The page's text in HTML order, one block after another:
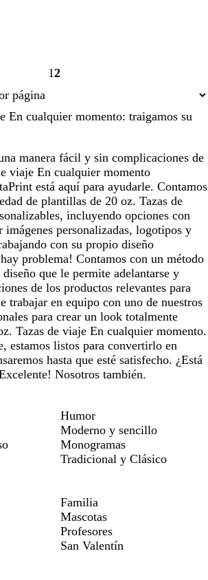
Página
1 Página
2
En cualquier momento: traigamos su
manera fácil y sin complicaciones de
viaje En cualquier momento
está aquí para ayudarle. Contamos
de plantillas de 20 oz. Tazas de
incluyendo opciones con
imágenes personalizadas, logotipos y
con su propio diseño
problema! Contamos con un método
que le permite adelantarse y
de los productos relevantes para
trabajar en equipo con uno de nuestros
para crear un look totalmente
Tazas de viaje En cualquier momento.
estamos listos para convertirlo en
hasta que esté satisfecho. ¿Está
Nosotros también.
Humor
Moderno y sencillo
Monogramas
Tradicional y Clásico
Familia
Mascotas
Profesores
San Valentín